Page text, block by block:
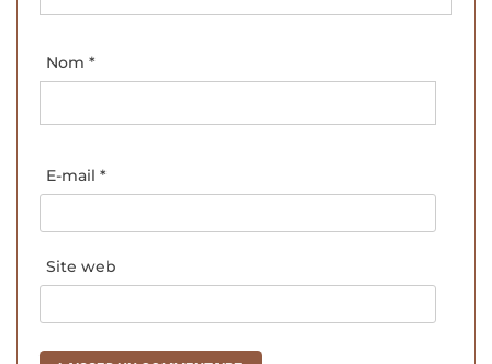
Nom *
E-mail *
Site web